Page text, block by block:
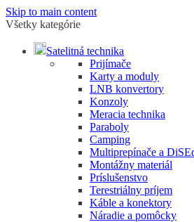
Skip to main content
Všetky kategórie
Satelitná technika
Prijímače
Karty a moduly
LNB konvertory
Konzoly
Meracia technika
Paraboly
Camping
Multiprepínače a
Montážny materiál
Príslušenstvo
Terestriálny príjem
Káble a konektory
Náradie a pomôcky